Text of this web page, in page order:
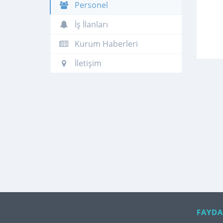
Personel
İş İlanları
Kurum Haberleri
İletişim